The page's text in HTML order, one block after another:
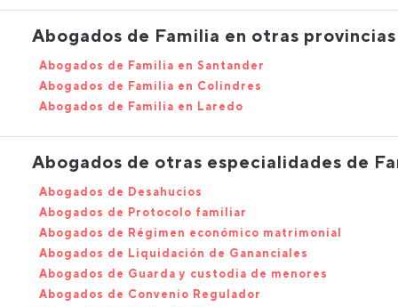
Abogados de Familia en otras provincias
Abogados de Familia en Santander
Abogados de Familia en Colindres
Abogados de Familia en Laredo
Abogados de otras especialidades de
Abogados de Desahucios
Abogados de Protocolo familiar
Abogados de Régimen económico matrimonial
Abogados de Liquidación de Gananciales
Abogados de Guarda y custodia de menores
Abogados de Convenio Regulador